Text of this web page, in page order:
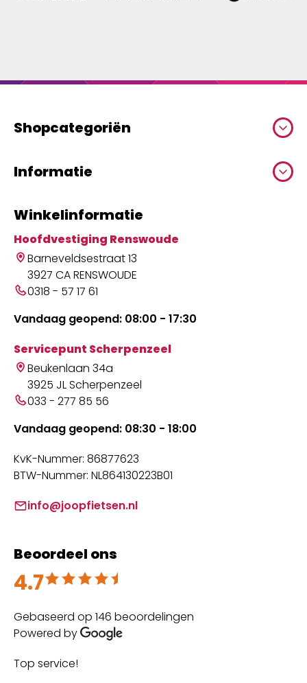
Shopcategoriën
Informatie
Winkelinformatie
Hoofdvestiging Renswoude
Barneveldsestraat 13
3927 CA RENSWOUDE
0318 - 57 17 61
Vandaag geopend: 08:00 - 17:30
Servicepunt Scherpenzeel
Beukenlaan 34a
3925 JL Scherpenzeel
033 - 277 85 56
Vandaag geopend: 08:30 - 18:00
KvK-Nummer: 86877623
BTW-Nummer: NL864130223B01
info@joopfietsen.nl
Beoordeel ons
4.7
Beoordeeld met 4.7 uit 5
Gebaseerd op 146 beoordelingen
Powered by
Top service!